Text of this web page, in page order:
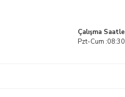
Çalışma
Pzt-Cum